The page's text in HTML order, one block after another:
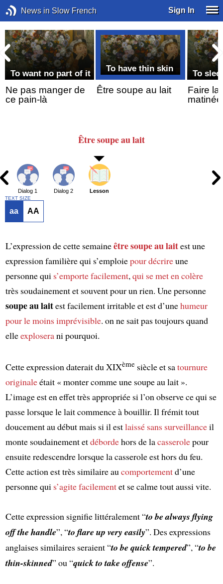
News in Slow French Sign In
To want no part of it
Ne pas manger de
ce pain-là
To have thin skin
Être soupe au lait
To
Faire la
matinée
Êtresoupeau lait
Dialog 1 Dialog 2 Lesson
TEXT SIZE
aa AA
L’expression de cette semaineêtre soupe au laitest une
expression familière qui s’emploiepour décrireune
personne qui s’emporte facilement, qui se met en colère
très soudainement et souvent pour un rien. Une personne
soupe au laitest facilement irritable et est d’unehumeur
pour le moins imprévisible. on ne sait pas toujours quand
elleexploserani pourquoi.
Cette expression daterait du XIXèmesiècle et satournure
originaleétait « monter comme une soupe au lait ».
L’image est en effet très appropriée si l’on observe ce qui se
passe lorsque le lait commence à bouillir. Il frémit tout
doucement au début mais si il estlaissé sans surveillanceil
monte soudainement etdébordehors de lacasserolepour
ensuite redescendre lorsque la casserole est hors du feu.
Cette action est très similaire au comportementd’une
personne qui s’agite facilementet se calme tout aussi vite.
Cette expression signifie littéralement “to be always flying
off the handle”, “to flare up very easily”. Des expressions
anglaises similaires seraient “to be quick tempered”, “to be
thin-skinned” ou “quick to take offense”.